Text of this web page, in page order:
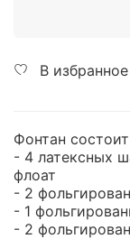
В избранное
Фонтан
- 4 латексных
флоат
- 2
- 1
- 2